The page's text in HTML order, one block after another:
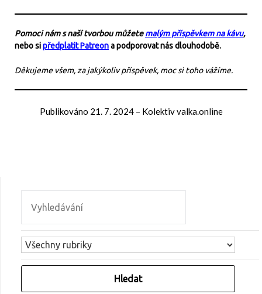
Pomoci nám s naší tvorbou můžetemalým příspěvkem na kávu,
nebo sipředplatit Patreona podporovat nás dlouhodobě.
Děkujeme všem, za jakýkoliv příspěvek, moc si toho vážíme.
Publikováno 21. 7. 2024– Kolektiv valka.online